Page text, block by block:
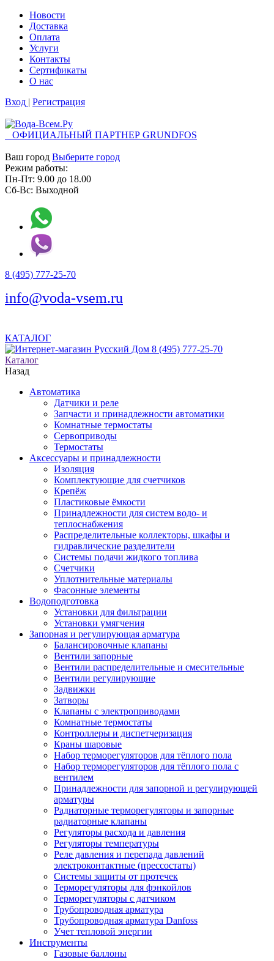
Новости
Доставка
Оплата
Услуги
Контакты
Cертификаты
О нас
Вход | Регистрация
ОФИЦИАЛЬНЫЙ ПАРТНЕР GRUNDFOS
Ваш город Выберите город
Режим работы:
Пн-Пт: 9.00 до 18.00
Сб-Вс: Выходной
8 (495) 777-25-70
info@voda-vsem.ru
КАТАЛОГ
8 (495) 777-25-70
Каталог
Назад
Автоматика
Датчики и реле
Запчасти и принадлежности автоматики
Комнатные термостаты
Сервоприводы
Термостаты
Аксессуары и принадлежности
Изоляция
Комплектующие для счетчиков
Крепёж
Пластиковые ёмкости
Принадлежности для систем водо- и
теплоснабжения
Распределительные коллекторы, шкафы и
гидравлические разделители
Системы подачи жидкого топлива
Счетчики
Уплотнительные материалы
Фасонные элементы
Водоподготовка
Установки для фильтрации
Установки умягчения
Запорная и регулирующая арматура
Балансировочные клапаны
Вентили запорные
Вентили распределительные и смесительные
Вентили регулирующие
Задвижки
Затворы
Клапаны с электроприводами
Комнатные термостаты
Контроллеры и диспетчеризация
Краны шаровые
Набор терморегуляторов для тёплого пола
Набор терморегуляторов для тёплого пола с
вентилем
Принадлежности для запорной и регулирующей
арматуры
Радиаторные терморегуляторы и запорные
радиаторные клапаны
Регуляторы расхода и давления
Регуляторы температуры
Реле давления и перепада давлений
электроконтактные (прессостаты)
Системы защиты от протечек
Терморегуляторы для фэнкойлов
Терморегуляторы с датчиком
Трубопроводная арматура
Трубопроводная арматура Danfoss
Учет тепловой энергии
Инструменты
Газовые баллоны